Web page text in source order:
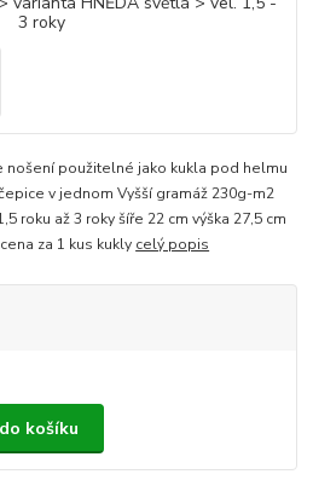
nošení použitelné jako kukla pod helmu
v jednom Vyšší gramáž 230g-m2
roku až 3 roky šíře 22 cm výška 27,5 cm
za 1 kus kukly celý popis
košíku